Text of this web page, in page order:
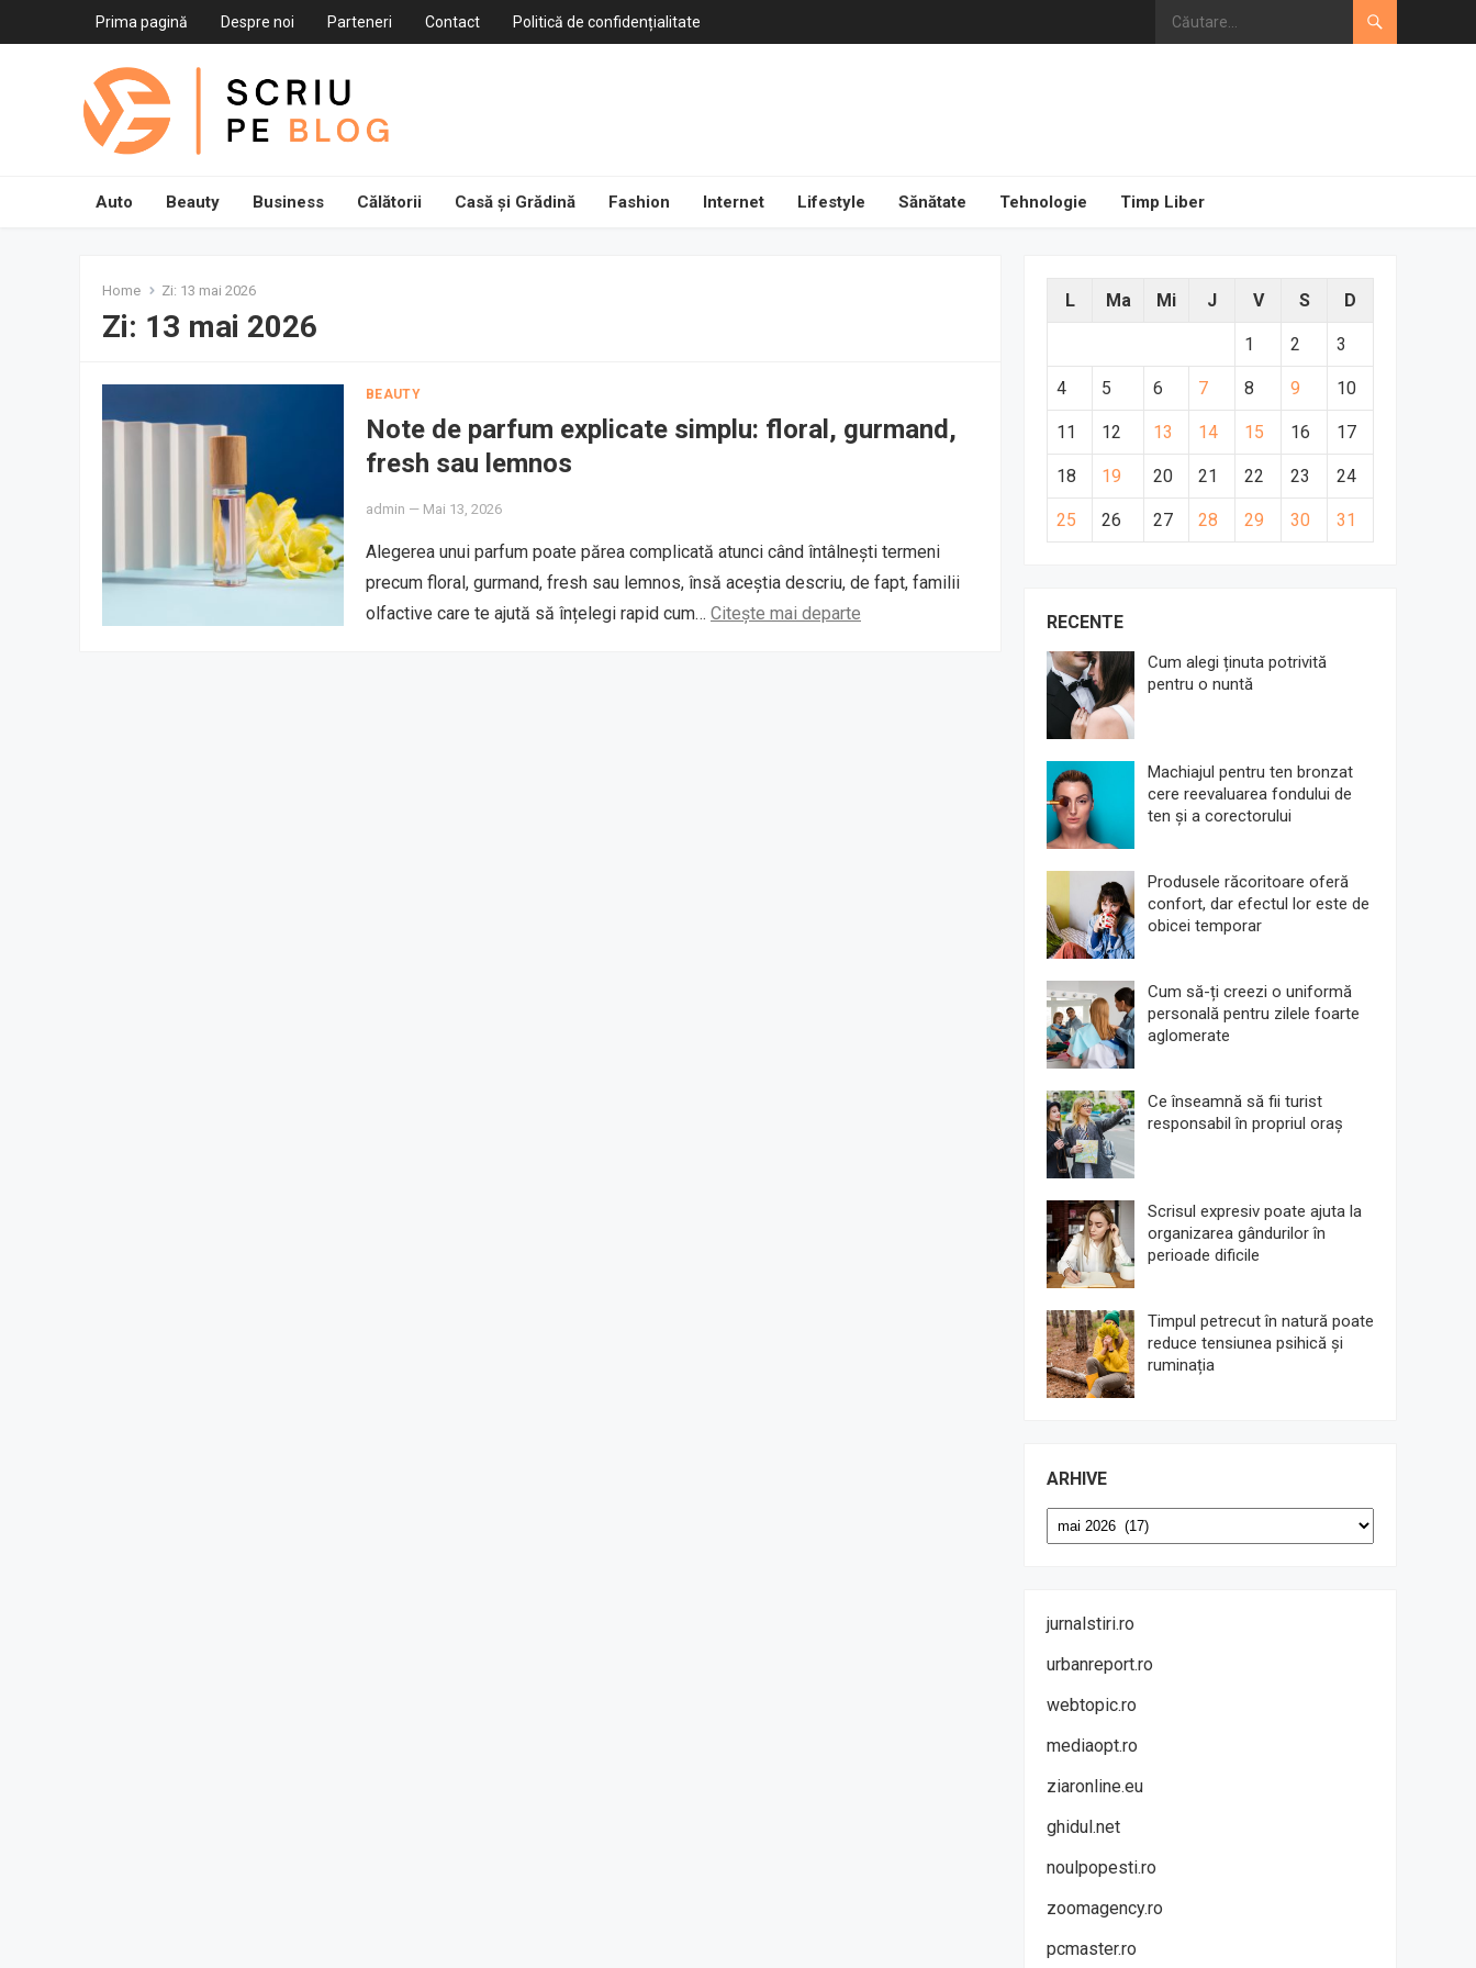
Prima pagină Despre noi Parteneri Contact Politică de confidențialitate
Auto Beauty Business Călătorii Casă și Grădină Fashion Internet Lifestyle Sănătate Tehnologie Timp Liber
Home Zi: 13 mai 2026
Zi: 13 mai 2026
BEAUTY
Note de parfum explicate simplu: floral, gurmand,
fresh sau lemnos
admin — Mai 13, 2026
Alegerea unui parfum poate părea complicată atunci când întâlnești termeni
precum floral, gurmand, fresh sau lemnos, însă aceștia descriu, de fapt, familii
olfactive care te ajută să înțelegi rapid cum… Citește mai departe
L Ma Mi J V S D
1 2 3
4 5 6 7 8 9 10
11 12 13 14 15 16 17
18 19 20 21 22 23 24
25 26 27 28 29 30 31
RECENTE
Cum alegi ținuta potrivită
pentru o nuntă
Machiajul pentru ten bronzat
cere reevaluarea fondului de
ten și a corectorului
Produsele răcoritoare oferă
confort, dar efectul lor este de
obicei temporar
Cum să-ți creezi o uniformă
personală pentru zilele foarte
aglomerate
Ce înseamnă să fii turist
responsabil în propriul oraș
Scrisul expresiv poate ajuta la
organizarea gândurilor în
perioade dificile
Timpul petrecut în natură poate
reduce tensiunea psihică și
ruminația
ARHIVE
Arhive
jurnalstiri.ro
urbanreport.ro
webtopic.ro
mediaopt.ro
ziaronline.eu
ghidul.net
noulpopesti.ro
zoomagency.ro
pcmaster.ro